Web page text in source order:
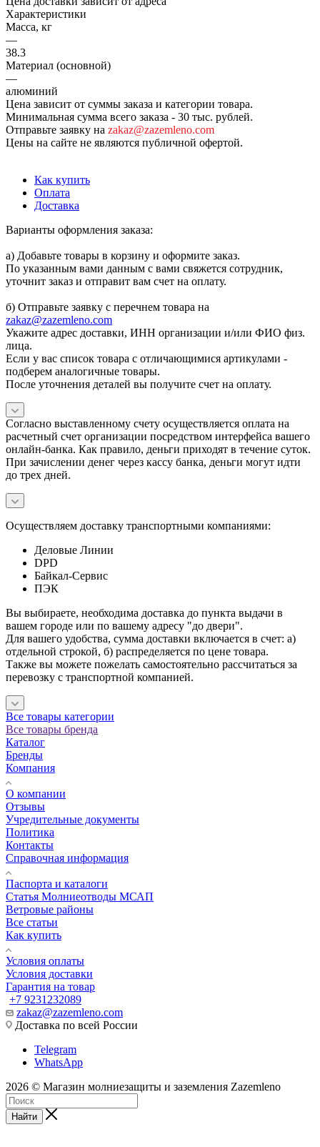
Характеристики
Масса, кг
—
38.3
Материал (основной)
—
алюминий
Цена зависит от суммы заказа и категории товара.
Минимальная сумма всего заказа - 30 тыс. рублей.
Отправьте заявку на zakaz@zazemleno.com
Цены на сайте не являются публичной офертой.
Как купить
Оплата
Доставка
Варианты оформления заказа:
а) Добавьте товары в корзину и оформите заказ.
По указанным вами данным с вами свяжется сотрудник,
уточнит заказ и отправит вам счет на оплату.
б) Отправьте заявку с перечнем товара на
zakaz@zazemleno.com
Укажите адрес доставки, ИНН организации и/или ФИО физ.
лица.
Если у вас список товара с отличающимися артикулами -
подберем аналогичные товары.
После уточнения деталей вы получите счет на оплату.
Согласно выставленному счету осуществляется оплата на
расчетный счет организации посредством интерфейса вашего
онлайн-банка. Как правило, деньги приходят в течение суток.
При зачислении денег через кассу банка, деньги могут идти
до трех дней.
Осуществляем доставку транспортными компаниями:
Деловые Линии
DPD
Байкал-Сервис
ПЭК
Вы выбираете, необходима доставка до пункта выдачи в
вашем городе или по вашему адресу "до двери".
Для вашего удобства, сумма доставки включается в счет: а)
отдельной строкой, б) распределяется по цене товара.
Также вы можете пожелать самостоятельно рассчитаться за
перевозку с транспортной компанией.
Все товары категории
Все товары бренда
Каталог
Бренды
Компания
О компании
Отзывы
Учредительные документы
Политика
Контакты
Справочная информация
Паспорта и каталоги
Статья Молниеотводы МСАП
Ветровые районы
Все статьи
Как купить
Условия оплаты
Условия доставки
Гарантия на товар
+7 9231232089
zakaz@zazemleno.com
Доставка по всей России
Telegram
WhatsApp
2026 © Магазин молниезащиты и заземления Zazemleno
Найти